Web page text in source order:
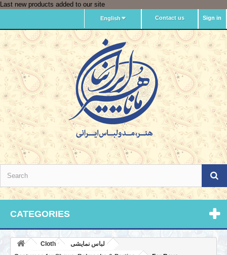
Last new products added to our site
Sign in
Contact us
English
CATEGORIES
Cloth
لباس نمایشی